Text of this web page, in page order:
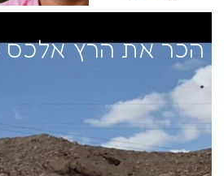
הכר את הרץ אלכס